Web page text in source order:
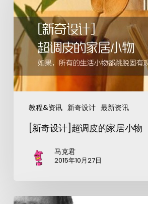
教程&资讯 新奇设计 最新资讯
[新奇设计]超调皮的家居小物
马克君
2015年10月27日